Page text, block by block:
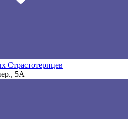
Страстотерпцев
5А